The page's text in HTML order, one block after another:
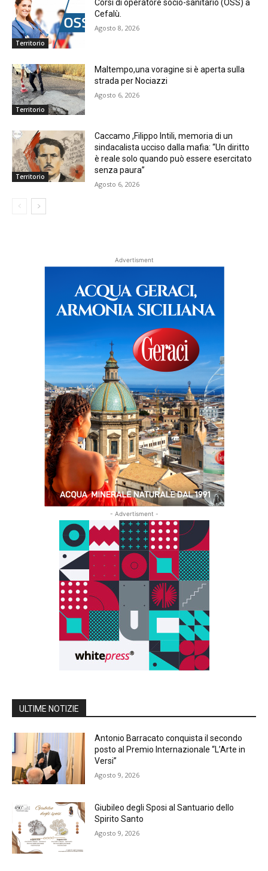
Territorio
Corsi di operatore socio-sanitario (OSS) a
Cefalù.
Agosto 8, 2026
Territorio
Maltempo,una voragine si è aperta sulla
strada per Nociazzi
Agosto 6, 2026
Territorio
Caccamo ,Filippo Intili, memoria di un
sindacalista ucciso dalla mafia: “Un diritto
è reale solo quando può essere esercitato
senza paura”
Agosto 6, 2026
Advertisment
- Advertisment -
ULTIME NOTIZIE
Antonio Barracato conquista il secondo
posto al Premio Internazionale “L’Arte in
Versi”
Agosto 9, 2026
Giubileo degli Sposi al Santuario dello
Spirito Santo
Agosto 9, 2026